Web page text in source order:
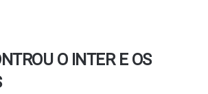
O INTER E OS